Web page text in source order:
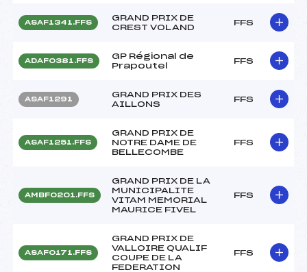
ASAF1341.FFS
GRAND PRIX DE
CREST VOLAND
FFS
ADAF0381.FFS
GP Régional de
Prapoutel
FFS
ASAF1291
GRAND PRIX DES
AILLONS
FFS
ASAF1251.FFS
GRAND PRIX DE
NOTRE DAME DE
BELLECOMBE
FFS
AMBF0201.FFS
GRAND PRIX DE LA
MUNICIPALITE
VITAM MEMORIAL
MAURICE FIVEL
FFS
ASAF0171.FFS
GRAND PRIX DE
VALLOIRE QUALIF
COUPE DE LA
FEDERATION
FFS